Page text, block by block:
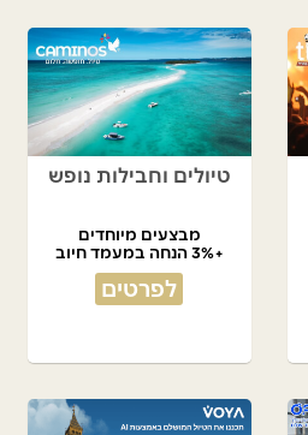
טיולים וחבילות נופש
מבצעים מיוחדים
+3% הנחה במעמד חיוב
לפרטים